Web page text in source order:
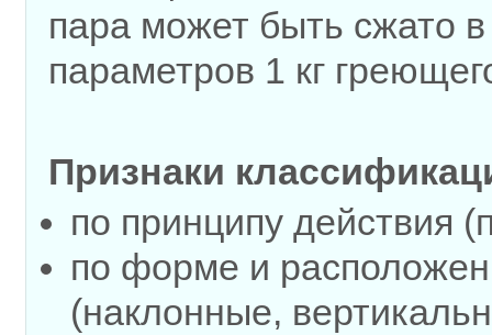
пара может быть сжато
параметров 1 кг
Признаки
по принципу действия
по форме и
(наклонные,